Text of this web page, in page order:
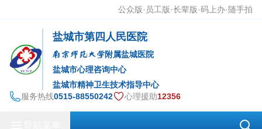
公众版· 员工版·长辈版·码上办·随手拍
盐城市第四人民医院
附属盐城医院
盐城市心理咨询中心
盐城市精神卫生技术指导中心
服务热线0515-88550242 心理援助12356